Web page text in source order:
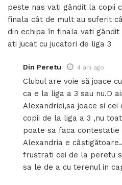
peste nas vati gândit la copii
finala cât de mult au suferit
din echipa în finala vati
ati jucat cu jucatori de liga 3
Din Peretu 4 ani ago
Clubul are voie să joace
ca e la liga a 3 sau nu.D
Alexandriei,sa joace si
copii de la liga a 3 ,nu
poate sa faca contestatie
Alexandria e
frustrati cei de la peretu
sa le de a cu terenul in